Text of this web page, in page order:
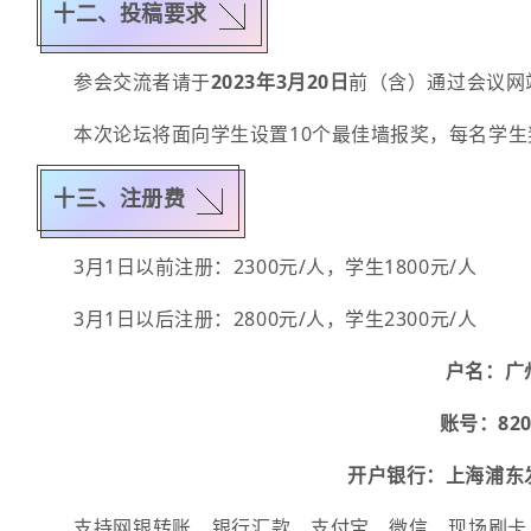
彭 伟（大连理工大学）
乔学光（西北大学）
饶云江（电子科技大学）
沈 平（南方科技大学）
孙洪波（清华大学）
孙 玲（国家自然科学基金委）
孙小卫（南方科技大学）
童利民（浙江大学）
专题副秘书长：
2、 光通信与光网络
主 席：
共主席：
工大学）、项水英（西安电子科技大
诸葛群碧（上海交通大学）、薄天外
院）、熊良明（长飞光纤光缆股份有
向梦（广东工业大学）
3、 激光技术与应用
十二、投稿要求
参会交流者请于2023年3月20日前（含）通过会议
本次论坛将面向学生设置10个最佳墙报奖，每名学
十三、注册费
3月1日以前注册：2300元/人，学生1800元/人
3月1日以后注册：2800元/人，学生2300元/人
户名：广
账号：
开户银行：上海浦